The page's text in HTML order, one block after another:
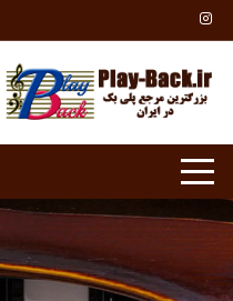
Skip
to
content